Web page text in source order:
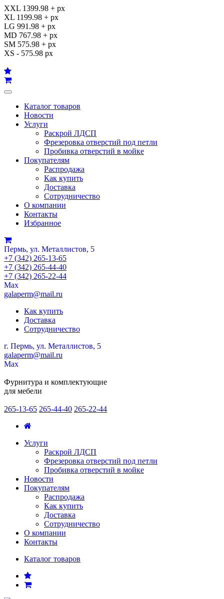
XXL 1399.98 + px
XL 1199.98 + px
LG 991.98 + px
MD 767.98 + px
SM 575.98 + px
XS - 575.98 px
Каталог товаров
Новости
Услуги
Раскрой ЛДСП
Фрезеровка отверстий под петли
Пробивка отверстий в мойке
Покупателям
Распродажа
Как купить
Доставка
Сотрудничество
О компании
Контакты
Избранное
Пермь, ул. Металлистов, 5
+7 (342) 265-13-65
+7 (342) 265-44-40
+7 (342) 265-22-44
Мах
galaperm@mail.ru
Как купить
Доставка
Сотрудничество
г. Пермь, ул. Металлистов, 5
galaperm@mail.ru
Мах
Фурнитура и комплектующие
для мебели
265-13-65 265-44-40 265-22-44
Услуги
Раскрой ЛДСП
Фрезеровка отверстий под петли
Пробивка отверстий в мойке
Новости
Покупателям
Распродажа
Как купить
Доставка
Сотрудничество
О компании
Контакты
Каталог товаров